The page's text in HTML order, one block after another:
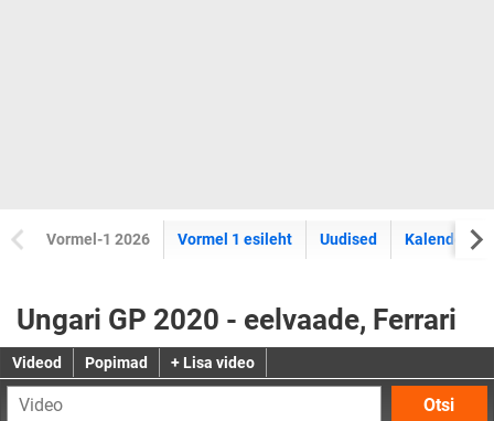
Vormel-1 2026 Vormel 1 esileht Uudised Kalender
Ungari GP 2020 - eelvaade, Ferrari
Videod Popimad + Lisa video
Otsi